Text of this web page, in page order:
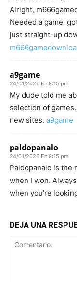
Alright,
Needed a game,
just straight-up
a9game
24/01/2026 En 9:15 pm
My dude told me
selection of
new sites. a9game
paldopanalo
24/01/2026 En 9:15 pm
Paldopanalo is the
when I won.
when you’re
DEJA UNA